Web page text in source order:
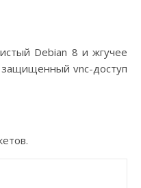
Debian 8 и жгучее
vnc-доступ